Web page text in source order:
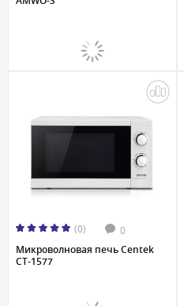
(0) 0
Микроволновая печь Centek
CT-1577